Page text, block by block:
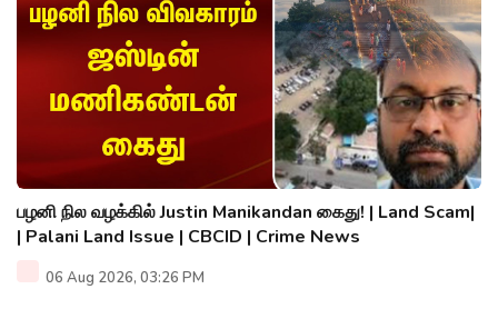
பழனி நில வழக்கில் Justin Manikandan கைது! | Land Scam|
| Palani Land Issue | CBCID | Crime News
06 Aug 2026, 03:26 PM